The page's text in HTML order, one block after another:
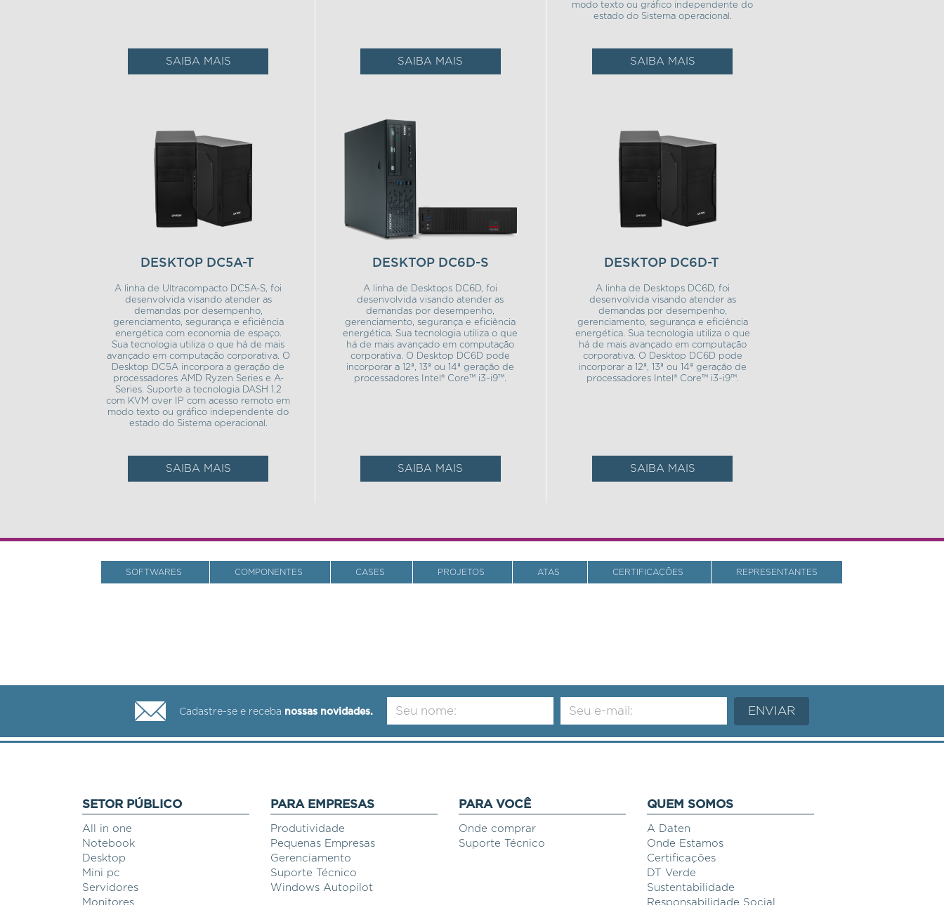
SAIBA MAIS SAIBA MAIS
modo texto ou gráfico independente do
estado do Sistema operacional.
SAIBA MAIS
DESKTOP DC5A-T
A linha de Ultracompacto DC5A-S, foi
desenvolvida visando atender as
demandas por desempenho,
gerenciamento, segurança e eficiência
energética com economia de espaço.
Sua tecnologia utiliza o que há de mais
avançado em computação corporativa. O
Desktop DC5A incorpora a geração de
processadores AMD Ryzen Series e A-
Series. Suporte a tecnologia DASH 1.2
com KVM over IP com acesso remoto em
modo texto ou gráfico independente do
estado do Sistema operacional.
SAIBA MAIS
DESKTOP DC6D-S
A linha de Desktops DC6D, foi
desenvolvida visando atender as
demandas por desempenho,
gerenciamento, segurança e eficiência
energética. Sua tecnologia utiliza o que
há de mais avançado em computação
corporativa. O Desktop DC6D pode
incorporar a 12ª, 13ª ou 14ª geração de
processadores Intel® Core™ i3~i9™.
SAIBA MAIS
DESKTOP DC6D-T
A linha de Desktops DC6D, foi
desenvolvida visando atender as
demandas por desempenho,
gerenciamento, segurança e eficiência
energética. Sua tecnologia utiliza o que
há de mais avançado em computação
corporativa. O Desktop DC6D pode
incorporar a 12ª, 13ª ou 14ª geração de
processadores Intel® Core™ i3~i9™.
SAIBA MAIS
SOFTWARES COMPONENTES CASES PROJETOS ATAS CERTIFICAÇÕES REPRESENTANTES
Cadastre-se e receba nossas novidades.
SETOR PÚBLICO
All in one
Notebook
Desktop
Mini pc
Servidores
Monitores
PARA EMPRESAS
Produtividade
Pequenas Empresas
Gerenciamento
Suporte Técnico
Windows Autopilot
PARA VOCÊ
Onde comprar
Suporte Técnico
QUEM SOMOS
A Daten
Onde Estamos
Certificações
DT Verde
Sustentabilidade
Responsabilidade Social